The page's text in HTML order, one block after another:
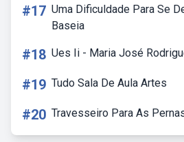
#17 Uma Dificuldade Para Se
Baseia
#18 Ues Ii - Maria José
#19 Tudo Sala De Aula Artes
#20 Travesseiro Para As